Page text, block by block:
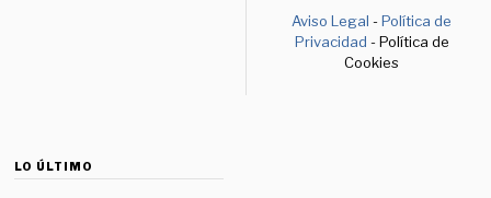
Aviso Legal -Política de
Privacidad - Política de
Cookies
LO ÚLTIMO